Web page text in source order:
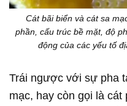
Cát bãi biển và cát sa
phần, cấu trúc bề mặt, độ
động của các yếu tố
Trái ngược với sự pha
mạc, hay còn gọi là